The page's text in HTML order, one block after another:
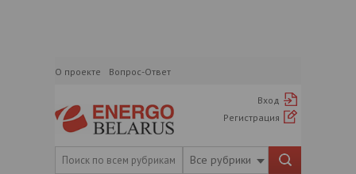
О проекте Вопрос-Ответ
Вход
Регистрация
Все рубрики